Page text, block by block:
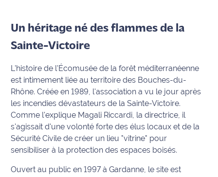
Environnement
Info
Justice
Loisirs
Météo
Politique
Santé
Un héritage né des flammes de la
Sainte-Victoire
L'histoire de l'Écomusée de la forêt méditerranéenne
est intimement liée au territoire des Bouches-du-
Rhône. Créée en 1989, l'association a vu le jour après
les incendies dévastateurs de la Sainte-Victoire.
Comme l'explique Magali Riccardi, la directrice, il
s'agissait d'une volonté forte des élus locaux et de la
Sécurité Civile de créer un lieu "vitrine" pour
sensibiliser à la protection des espaces boisés.
Ouvert au public en 1997 à Gardanne, le site est